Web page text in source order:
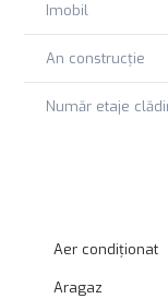
Imobil
An construcție
Număr etaje
Aer condiționat
Aragaz